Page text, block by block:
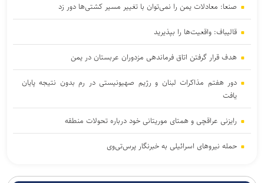
صنعا: معادلات یمن را نمی‌توان با تغییر مسیر کشتی‌ها دور زد
قالیباف: واقعیت‌ها را بپذیرید
هدف قرار گرفتن اتاق‌ فرماندهی مزدوران عربستان در یمن
دور هفتم مذاکرات لبنان و رژیم صهیونیستی در رم بدون نتیجه پایان
یافت
رایزنی عراقچی و همتای موریتانی خود درباره تحولات منطقه
حمله نیروهای اسرائیلی به خبرنگار پرس‌تی‌وی